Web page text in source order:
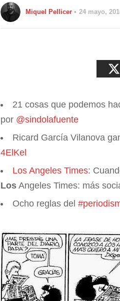
Miquel Pellicer 24 mayo,
21 cosas que podemos
por @sindolafuente
Ricard García Vilanova
4ElKel
Los Angeles Times:
Los Angeles Times: más
Ocho reglas del